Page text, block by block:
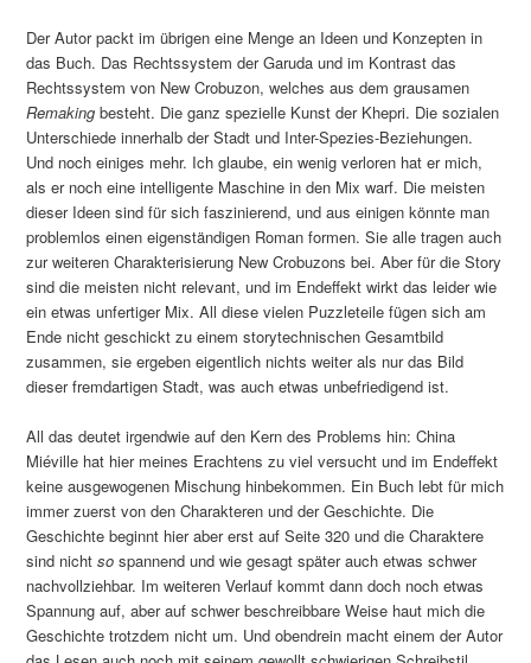
Der Autor packt im übrigen eine Menge an Ideen und Konzepten in
das Buch. Das Rechtssystem der Garuda und im Kontrast das
Rechtssystem von New Crobuzon, welches aus dem grausamen
Remaking besteht. Die ganz spezielle Kunst der Khepri. Die sozialen
Unterschiede innerhalb der Stadt und Inter-Spezies-Beziehungen.
Und noch einiges mehr. Ich glaube, ein wenig verloren hat er mich,
als er noch eine intelligente Maschine in den Mix warf. Die meisten
dieser Ideen sind für sich faszinierend, und aus einigen könnte man
problemlos einen eigenständigen Roman formen. Sie alle tragen auch
zur weiteren Charakterisierung New Crobuzons bei. Aber für die Story
sind die meisten nicht relevant, und im Endeffekt wirkt das leider wie
ein etwas unfertiger Mix. All diese vielen Puzzleteile fügen sich am
Ende nicht geschickt zu einem storytechnischen Gesamtbild
zusammen, sie ergeben eigentlich nichts weiter als nur das Bild
dieser fremdartigen Stadt, was auch etwas unbefriedigend ist.
All das deutet irgendwie auf den Kern des Problems hin: China
Miéville hat hier meines Erachtens zu viel versucht und im Endeffekt
keine ausgewogenen Mischung hinbekommen. Ein Buch lebt für mich
immer zuerst von den Charakteren und der Geschichte. Die
Geschichte beginnt hier aber erst auf Seite 320 und die Charaktere
sind nichtso spannend und wie gesagt später auch etwas schwer
nachvollziehbar. Im weiteren Verlauf kommt dann doch noch etwas
Spannung auf, aber auf schwer beschreibbare Weise haut mich die
Geschichte trotzdem nicht um. Und obendrein macht einem der Autor